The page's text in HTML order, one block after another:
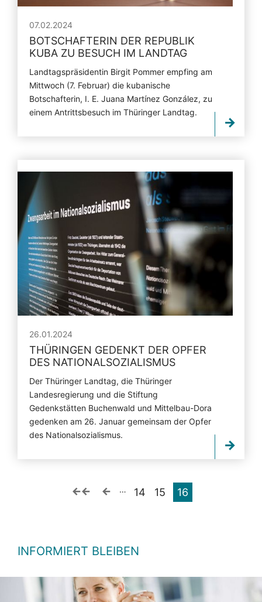
07.02.2024
BOTSCHAFTERIN DER REPUBLIK
KUBA ZU BESUCH IM LANDTAG
Landtagspräsidentin Birgit Pommer empfing am
Mittwoch (7. Februar) die kubanische
Botschafterin, I. E. Juana Martínez González, zu
einem Antrittsbesuch im Thüringer Landtag.
26.01.2024
THÜRINGEN GEDENKT DER OPFER
DES NATIONALSOZIALISMUS
Der Thüringer Landtag, die Thüringer
Landesregierung und die Stiftung
Gedenkstätten Buchenwald und Mittelbau-Dora
gedenken am 26. Januar gemeinsam der Opfer
des Nationalsozialismus.
… 14 15 16
INFORMIERT BLEIBEN